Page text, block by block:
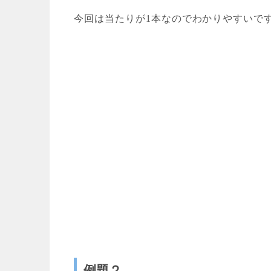
今回は当たりが1本なのでわかりやすいで